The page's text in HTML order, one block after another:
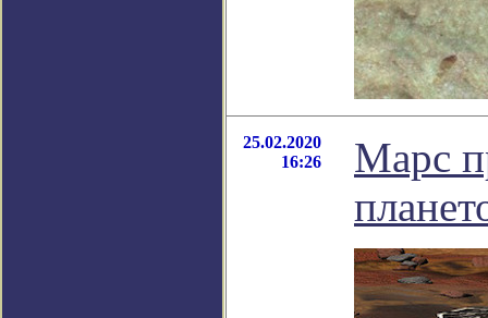
25.02.2020
16:26
Марс